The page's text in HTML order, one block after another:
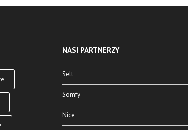
NASI PARTNERZY
Selt
Somfy
Nice